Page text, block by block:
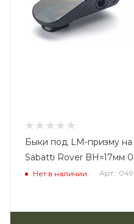
Быки под LM-призму
Sabatti Rover BH=17мм
Нет в наличии Арт.: